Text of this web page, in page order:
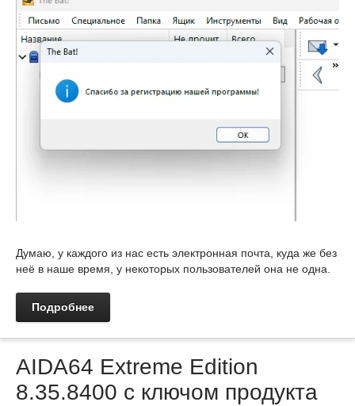
Думаю, у каждого из нас есть электронная почта, куда же без
неё в наше время, у некоторых пользователей она не одна.
Подробнее
AIDA64 Extreme Edition
8.35.8400 с ключом продукта